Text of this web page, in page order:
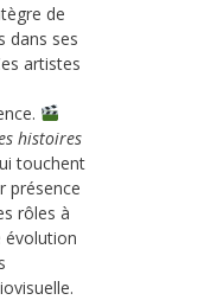
de
dans ses
artistes
histoires
touchent
présence
rôles à
évolution